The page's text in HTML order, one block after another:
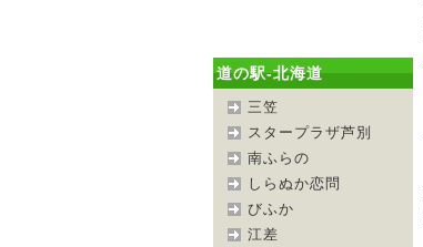
道の駅-北海道
三笠
スタープラザ芦別
南ふらの
しらぬか恋問
びふか
江差